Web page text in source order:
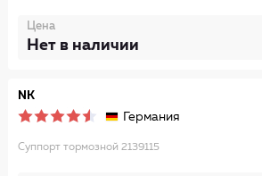
Цена
Нет в наличии
NK
Германия
Суппорт тормозной 2139115